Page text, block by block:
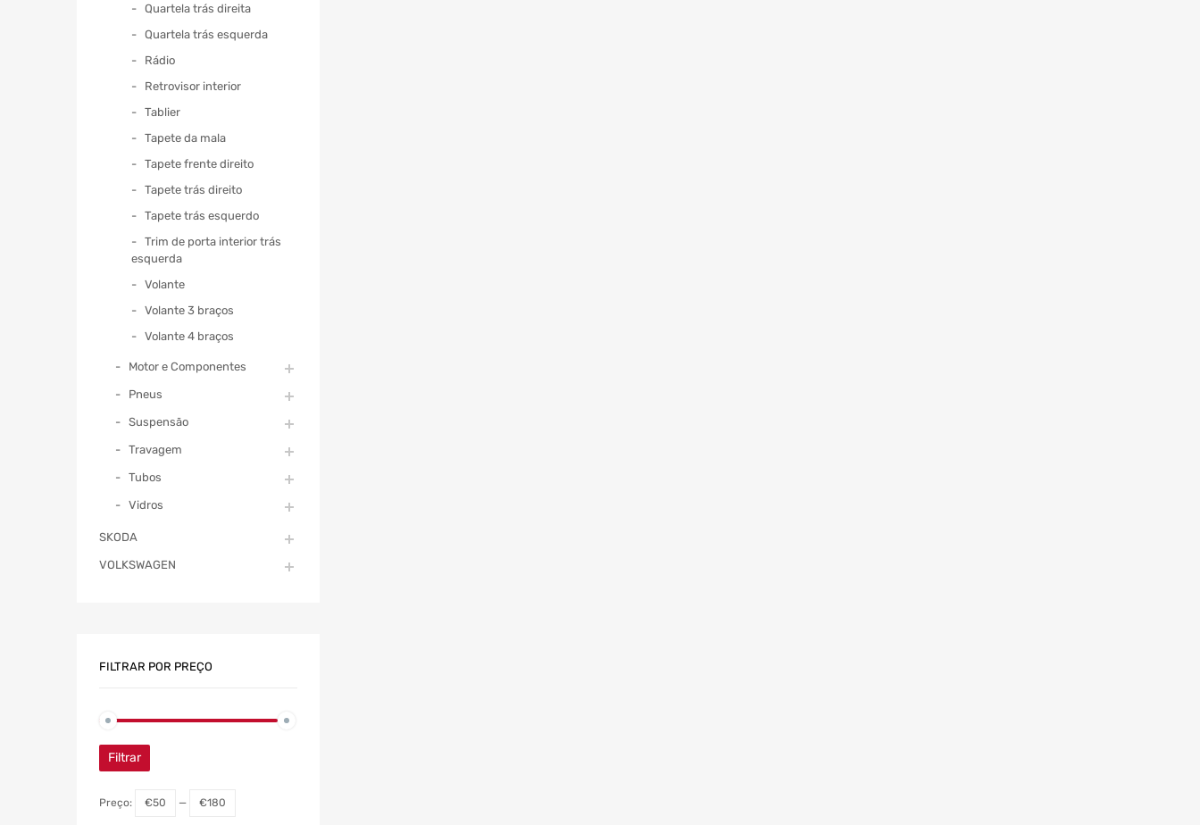
Quartela trás direita
Quartela trás esquerda
Rádio
Retrovisor interior
Tablier
Tapete da mala
Tapete frente direito
Tapete trás direito
Tapete trás esquerdo
Trim de porta interior trás
esquerda
Volante
Volante 3 braços
Volante 4 braços
Motor e Componentes
Pneus
Suspensão
Travagem
Tubos
Vidros
SKODA
VOLKSWAGEN
FILTRAR POR PREÇO
Filtrar
Preço: €50 — €180